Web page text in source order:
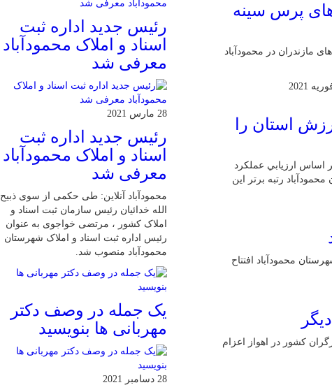
های پرس سینه
مازندران در محمودآباد
استان را
اساس ارزيابي عملكرد
جوانان استان مازندران در سال 99، شهرستان محمودآباد رتبه برتر این
محمودآباد افتتاح
کشور در اهواز اعزام
رئیس جدید اداره ثبت
اسناد و املاک محمودآباد
معرفی شد
28 مارس 2021
رئیس جدید اداره ثبت
اسناد و املاک محمودآباد
معرفی شد
محمودآباد آنلاین: طی حکمی از سوی ذبیح
الله خدائیان رئیس سازمان ثبت اسناد و
املاک کشور ، مرتضی خواجوی به عنوان
رئیس اداره ثبت اسناد و املاک شهرستان
محمودآباد منصوب شد.
یک جمله در وصف دکتر
مهربانی ها بنویسید
28 دسامبر 2021